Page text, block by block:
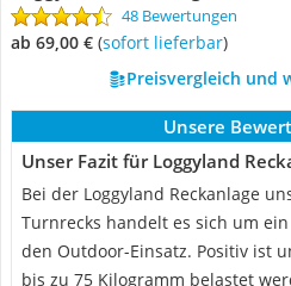
48 Bewertungen
ab 69,00 € ( Sofort lieferbar)
Preisvergleich und
Unsere
Unser Fazit für Loggyland
Bei der Loggyland Reckanlage
Turnrecks handelt es sich um
den Outdoor-Einsatz. Positiv ist
bis zu 75 Kilogramm belastet